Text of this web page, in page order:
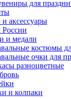
для
и аксессуары
России
и медали
костюмы
очки для
разноцветные
и колпаки